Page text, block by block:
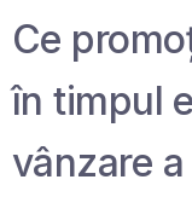
Ce
în timpul
vânzare